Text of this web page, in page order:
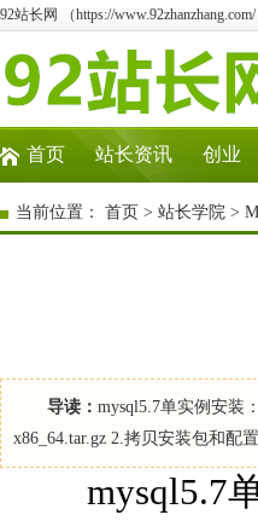
92站长网 （https://
首页 站长资讯 创业
当前位置： 首页 > 站长学院 >
导读： mysql5.7单实例安装
x86_64.tar.gz 2.拷贝安装包和配
mysql5.7单